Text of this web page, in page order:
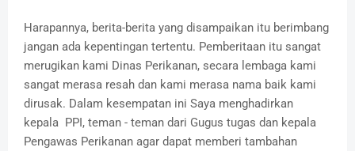
Harapannya, berita-berita yang disampaikan itu berimbang
jangan ada kepentingan tertentu. Pemberitaan itu sangat
merugikan kami Dinas Perikanan, secara lembaga kami
sangat merasa resah dan kami merasa nama baik kami
dirusak. Dalam kesempatan ini Saya menghadirkan
kepala PPI, teman - teman dari Gugus tugas dan kepala
Pengawas Perikanan agar dapat memberi tambahan